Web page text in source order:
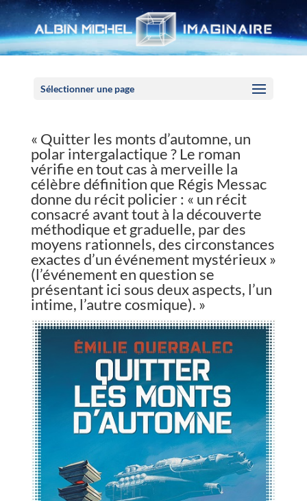
Sélectionner une page
« Quitter les monts d’automne, un
polar intergalactique ? Le roman
vérifie en tout cas à merveille la
célèbre définition que Régis Messac
donne du récit policier : « un récit
consacré avant tout à la découverte
méthodique et graduelle, par des
moyens rationnels, des circonstances
exactes d’un événement mystérieux »
(l’événement en question se
présentant ici sous deux aspects, l’un
intime, l’autre cosmique). »
Panneau de gestion des cookies